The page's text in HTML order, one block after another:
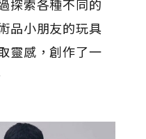
探索各種不同的
品小朋友的玩具
靈感，創作了一